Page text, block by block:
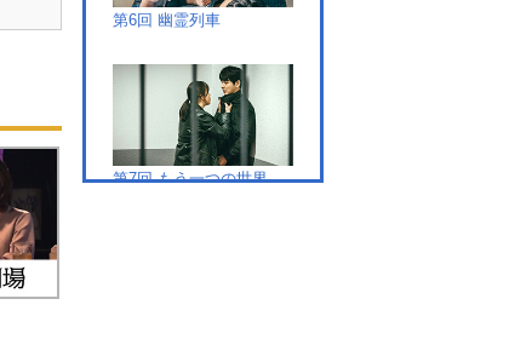
第6回 幽霊列車
第7回 もう一つの世界